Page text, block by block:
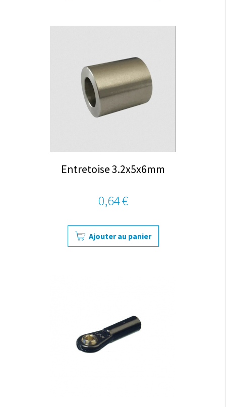
Entretoise 3.2x5x6mm
0,64 €
Ajouter au panier